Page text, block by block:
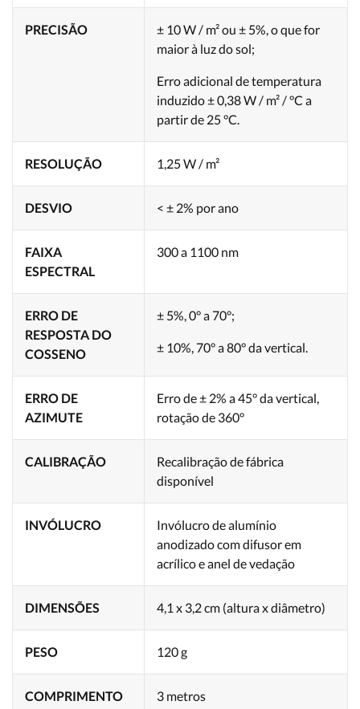
PRECISÃO
± 10 W / m² ou ± 5%, o que for
maior à luz do sol;
Erro adicional de temperatura
induzido ± 0,38 W / m² / °C a
partir de 25 °C.
RESOLUÇÃO 1,25 W / m²
DESVIO < ± 2% por ano
FAIXA
ESPECTRAL
300 a 1100 nm
ERRO DE
RESPOSTA DO
COSSENO
± 5%, 0° a 70°;
± 10%, 70° a 80° da vertical.
ERRO DE
AZIMUTE
Erro de ± 2% a 45° da vertical,
rotação de 360°
CALIBRAÇÃO
Recalibração de fábrica
disponível
INVÓLUCRO
Invólucro de alumínio
anodizado com difusor em
acrílico e anel de vedação
DIMENSÕES 4,1 x 3,2 cm (altura x diâmetro)
PESO 120 g
COMPRIMENTO
3 metros